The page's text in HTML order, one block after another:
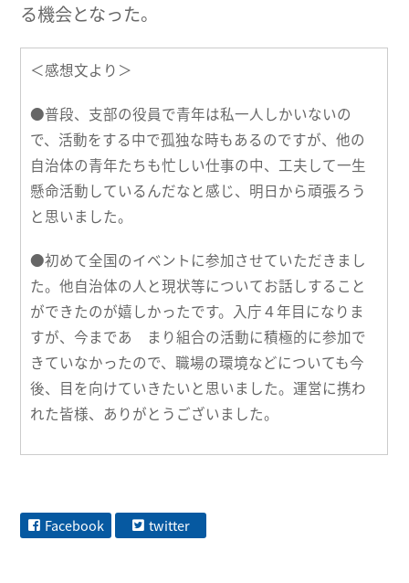
る機会となった。
＜感想文より＞
●普段、支部の役員で青年は私一人しかいないの
で、活動をする中で孤独な時もあるのですが、他の
自治体の青年たちも忙しい仕事の中、工夫して一生
懸命活動しているんだなと感じ、明日から頑張ろう
と思いました。
●初めて全国のイベントに参加させていただきまし
た。他自治体の人と現状等についてお話しすること
ができたのが嬉しかったです。入庁４年目になりま
すが、今まであ まり組合の活動に積極的に参加で
きていなかったので、職場の環境などについても今
後、目を向けていきたいと思いました。運営に携わ
れた皆様、ありがとうございました。
Facebook twitter